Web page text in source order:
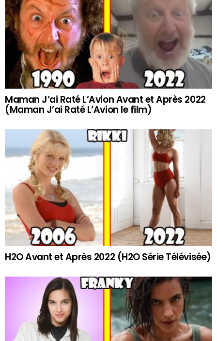
Maman J’ai Raté L’Avion Avant et Après 2022
(Maman J’ai Raté L’Avion le film)
H2O Avant et Après 2022 (H2O Série Télévisée)